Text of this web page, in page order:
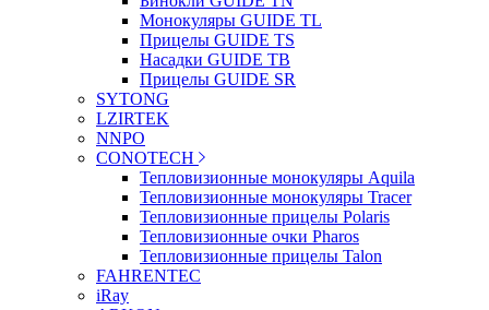
Монокуляры GUIDE TL
Прицелы GUIDE TS
Насадки GUIDE TB
Прицелы GUIDE SR
SYTONG
LZIRTEK
NNPO
CONOTECH
Тепловизионные монокуляры Aquila
Тепловизионные монокуляры Tracer
Тепловизионные прицелы Polaris
Тепловизионные очки Pharos
Тепловизионные прицелы Talon
FAHRENTEC
iRay